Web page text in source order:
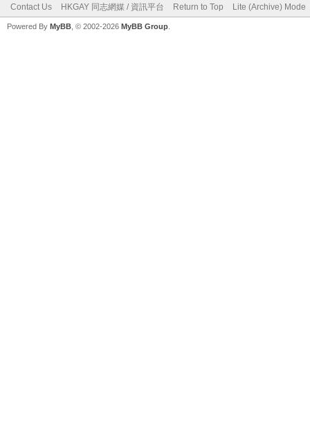
Contact Us HKGAY 同志網媒 / 資訊平台 Return to Top Lite (Archive) Mode
Powered By MyBB , © 2002-2026 MyBB Group